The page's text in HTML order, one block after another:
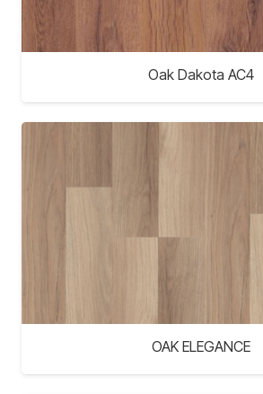
Oak Dakota AC4
OAK ELEGANCE